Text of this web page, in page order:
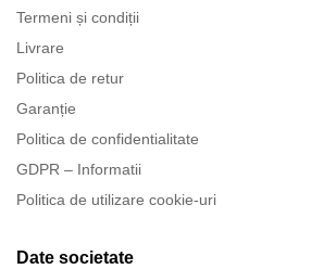
Termeni și condiții
Livrare
Politica de retur
Garanție
Politica de confidentialitate
GDPR – Informatii
Politica de utilizare cookie-uri
Date societate